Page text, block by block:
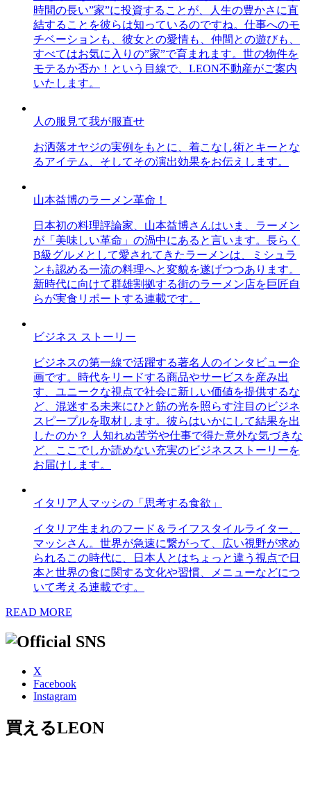
時間の長い”家”に投資することが、人生の豊かさに直
結することを彼らは知っているのですね。仕事へのモ
チベーションも、彼女との愛情も、仲間との遊びも、
すべてはお気に入りの”家”で育まれます。世の物件を
モテるか否か！という目線で、LEON不動産がご案内
いたします。
人の服見て我が服直せ
お洒落オヤジの実例をもとに、着こなし術とキーとな
るアイテム、そしてその演出効果をお伝えします。
山本益博のラーメン革命！
日本初の料理評論家、山本益博さんはいま、ラーメン
が「美味しい革命」の渦中にあると言います。長らく
B級グルメとして愛されてきたラーメンは、ミシュラ
ンも認める一流の料理へと変貌を遂げつつあります。
新時代に向けて群雄割拠する街のラーメン店を巨匠自
らが実食リポートする連載です。
ビジネス ストーリー
ビジネスの第一線で活躍する著名人のインタビュー企
画です。時代をリードする商品やサービスを産み出
す、ユニークな視点で社会に新しい価値を提供するな
ど、混迷する未来にひと筋の光を照らす注目のビジネ
スピープルを取材します。彼らはいかにして結果を出
したのか？ 人知れぬ苦労や仕事で得た意外な気づきな
ど、ここでしか読めない充実のビジネスストーリーを
お届けします。
イタリア人マッシの「思考する食欲」
イタリア生まれのフード＆ライフスタイルライター、
マッシさん。世界が急速に繋がって、広い視野が求め
られるこの時代に、日本人とはちょっと違う視点で日
本と世界の食に関する文化や習慣、メニューなどにつ
いて考える連載です。
READ MORE
X
Facebook
Instagram
買えるLEON